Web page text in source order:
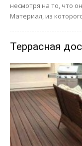
несмотря на то, что
Материал, из
Террасная